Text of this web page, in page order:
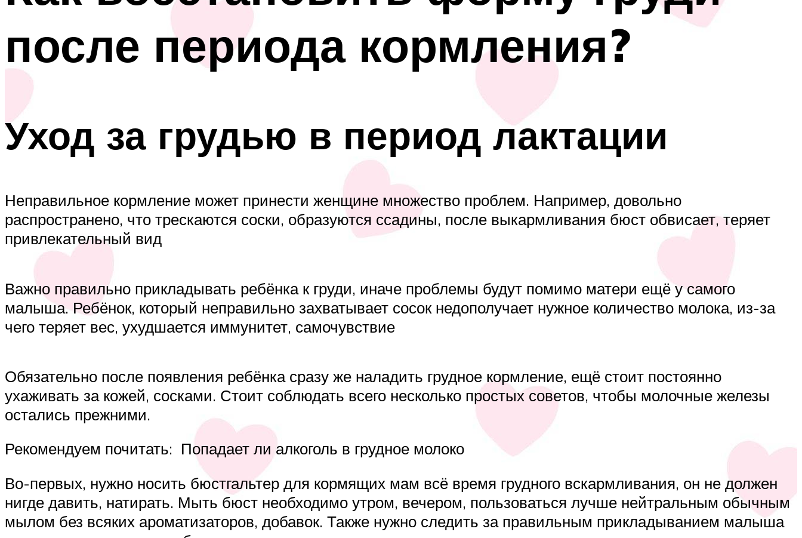
после периода кормления?
Уход за грудью в период лактации
Неправильное кормление может принести женщине множество проблем. Например, довольно
распространено, что трескаются соски, образуются ссадины, после выкармливания бюст обвисает, теряет
привлекательный вид
Важно правильно прикладывать ребёнка к груди, иначе проблемы будут помимо матери ещё у самого
малыша. Ребёнок, который неправильно захватывает сосок недополучает нужное количество молока, из-за
чего теряет вес, ухудшается иммунитет, самочувствие
Обязательно после появления ребёнка сразу же наладить грудное кормление, ещё стоит постоянно
ухаживать за кожей, сосками. Стоит соблюдать всего несколько простых советов, чтобы молочные железы
остались прежними.
Рекомендуем почитать: Попадает ли алкоголь в грудное молоко
Во-первых, нужно носить бюстгальтер для кормящих мам всё время грудного вскармливания, он не должен
нигде давить, натирать. Мыть бюст необходимо утром, вечером, пользоваться лучше нейтральным обычным
мылом без всяких ароматизаторов, добавок. Также нужно следить за правильным прикладыванием малыша